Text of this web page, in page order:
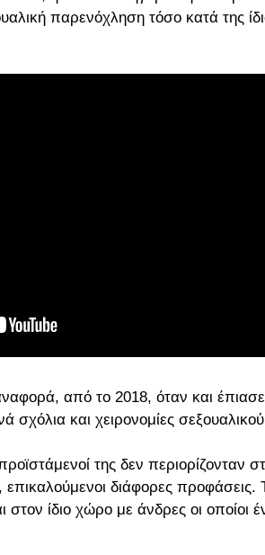
παρενόχληση τόσο κατά της
από το 2018, όταν και
σχόλια και χειρονομίες
της δεν
διάφορες προφάσεις.
ίδιο χώρο με άνδρες οι οποίοι